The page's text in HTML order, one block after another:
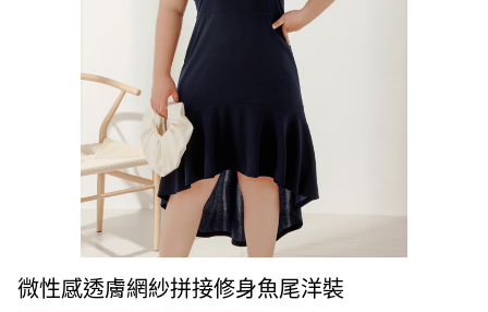
微性感透膚網紗拼接修身魚尾洋裝